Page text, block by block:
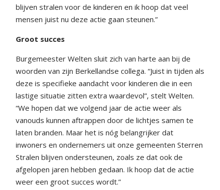
blijven stralen voor de kinderen en ik hoop dat veel
mensen juist nu deze actie gaan steunen.”
Groot succes
Burgemeester Welten sluit zich van harte aan bij de
woorden van zijn Berkellandse collega. “Juist in tijden als
deze is specifieke aandacht voor kinderen die in een
lastige situatie zitten extra waardevol”, stelt Welten.
“We hopen dat we volgend jaar de actie weer als
vanouds kunnen aftrappen door de lichtjes samen te
laten branden. Maar het is nóg belangrijker dat
inwoners en ondernemers uit onze gemeenten Sterren
Stralen blijven ondersteunen, zoals ze dat ook de
afgelopen jaren hebben gedaan. Ik hoop dat de actie
weer een groot succes wordt.”